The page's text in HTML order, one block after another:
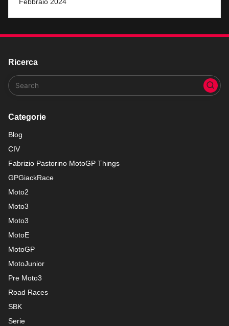
Febbraio 2024
Ricerca
Categorie
Blog
CIV
Fabrizio Pastorino MotoGP Things
GPGiackRace
Moto2
Moto3
Moto3
MotoE
MotoGP
MotoJunior
Pre Moto3
Road Races
SBK
Serie